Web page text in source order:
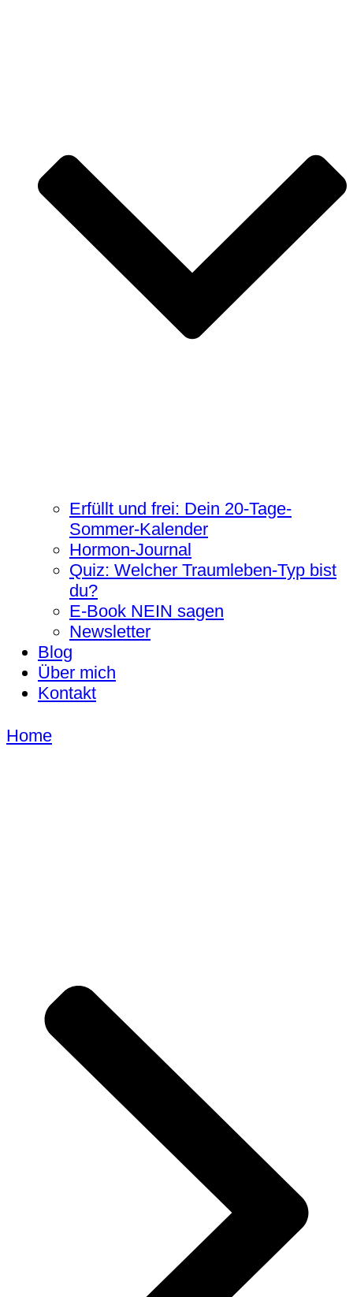
Erfüllt und frei: Dein 20-Tage-
Sommer-Kalender
Hormon-Journal
Quiz: Welcher Traumleben-Typ bist
du?
E-Book NEIN sagen
Newsletter
Blog
Über mich
Kontakt
Home